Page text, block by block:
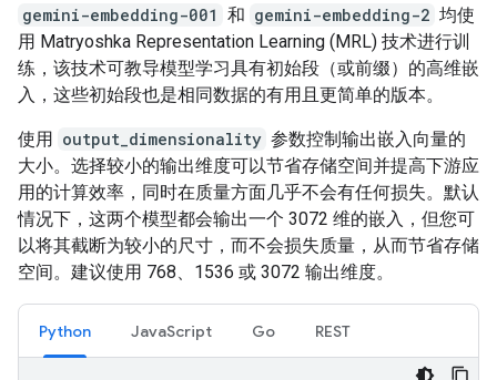
gemini-embedding-001 和 gemini-embedding-2 均使
用 Matryoshka Representation Learning (MRL) 技术进行训
练，该技术可教导模型学习具有初始段（或前缀）的高维嵌
入，这些初始段也是相同数据的有用且更简单的版本。
使用 output_dimensionality 参数控制输出嵌入向量的
大小。选择较小的输出维度可以节省存储空间并提高下游应
用的计算效率，同时在质量方面几乎不会有任何损失。默认
情况下，这两个模型都会输出一个 3072 维的嵌入，但您可
以将其截断为较小的尺寸，而不会损失质量，从而节省存储
空间。建议使用 768、1536 或 3072 输出维度。
Python JavaScript Go REST